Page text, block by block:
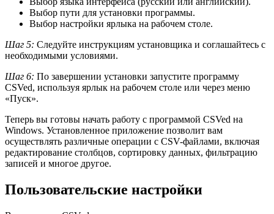
Выбор пути для установки программы.
Выбор настройки ярлыка на рабочем столе.
Шаг 5: Следуйте инструкциям установщика и соглашайтесь с
необходимыми условиями.
Шаг 6: По завершении установки запустите программу
CSVed, используя ярлык на рабочем столе или через меню
«Пуск».
Теперь вы готовы начать работу с программой CSVed на
Windows. Установленное приложение позволит вам
осуществлять различные операции с CSV-файлами, включая
редактирование столбцов, сортировку данных, фильтрацию
записей и многое другое.
Пользовательские настройки